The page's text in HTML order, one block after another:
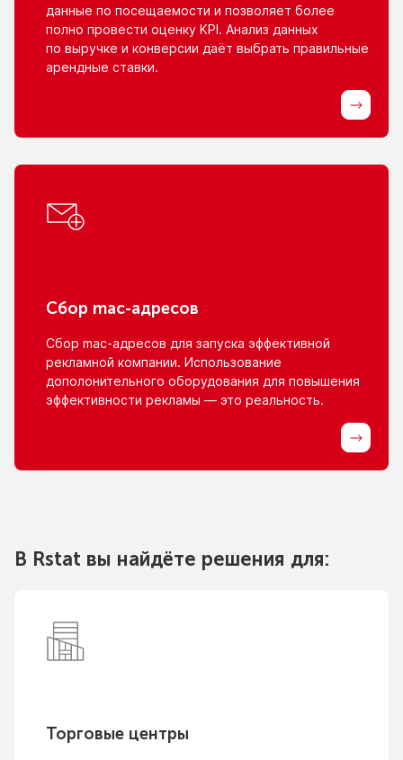
данные по посещаемости и позволяет более
полно провести оценку KPI. Анализ данных
по выручке и конверсии даёт выбрать правильные
арендные ставки.
Сбор mac-адресов
Сбор mac-адресов для запуска эффективной
рекламной компании. Использование
дополонительного оборудования для повышения
эффективности рекламы — это реальность.
В Rstat вы найдёте решения для:
Торговые центры